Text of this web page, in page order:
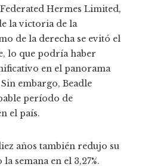
Hermes Limited,
la victoria de la
de la derecha se evitó el
lo que podría haber
en el panorama
embargo, Beadle
período de
el país.
años también redujo su
semana en el 3,27%.